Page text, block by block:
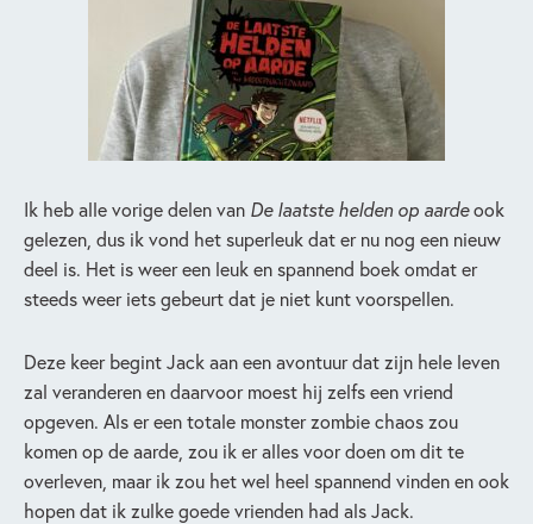
Ik heb alle vorige delen van De laatste helden op aardeook
gelezen, dus ik vond het superleuk dat er nu nog een nieuw
deel is. Het is weer een leuk en spannend boek omdat er
steeds weer iets gebeurt dat je niet kunt voorspellen.
Deze keer begint Jack aan een avontuur dat zijn hele leven
zal veranderen en daarvoor moest hij zelfs een vriend
opgeven. Als er een totale monster zombie chaos zou
komen op de aarde, zou ik er alles voor doen om dit te
overleven, maar ik zou het wel heel spannend vinden en ook
hopen dat ik zulke goede vrienden had als Jack.